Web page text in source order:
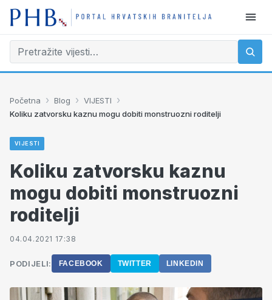
Početna › Blog › VIJESTI ›
Koliku zatvorsku kaznu mogu dobiti monstruozni roditelji
VIJESTI
Koliku zatvorsku kaznu
mogu dobiti monstruozni
roditelji
04.04.2021 17:38
PODIJELI: FACEBOOK TWITTER LINKEDIN